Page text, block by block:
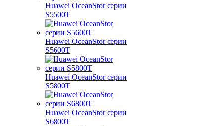
Huawei OceanStor серии
S5500T
Huawei OceanStor серии
S5600T
Huawei OceanStor серии
S5800T
Huawei OceanStor серии
S6800T